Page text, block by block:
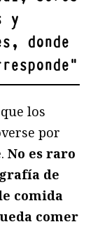
y
donde
"
los
por
No es raro
de
comida
comer